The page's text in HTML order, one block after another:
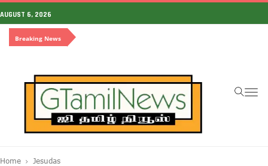
AUGUST 6, 2026
Breaking News
Home Jesudas